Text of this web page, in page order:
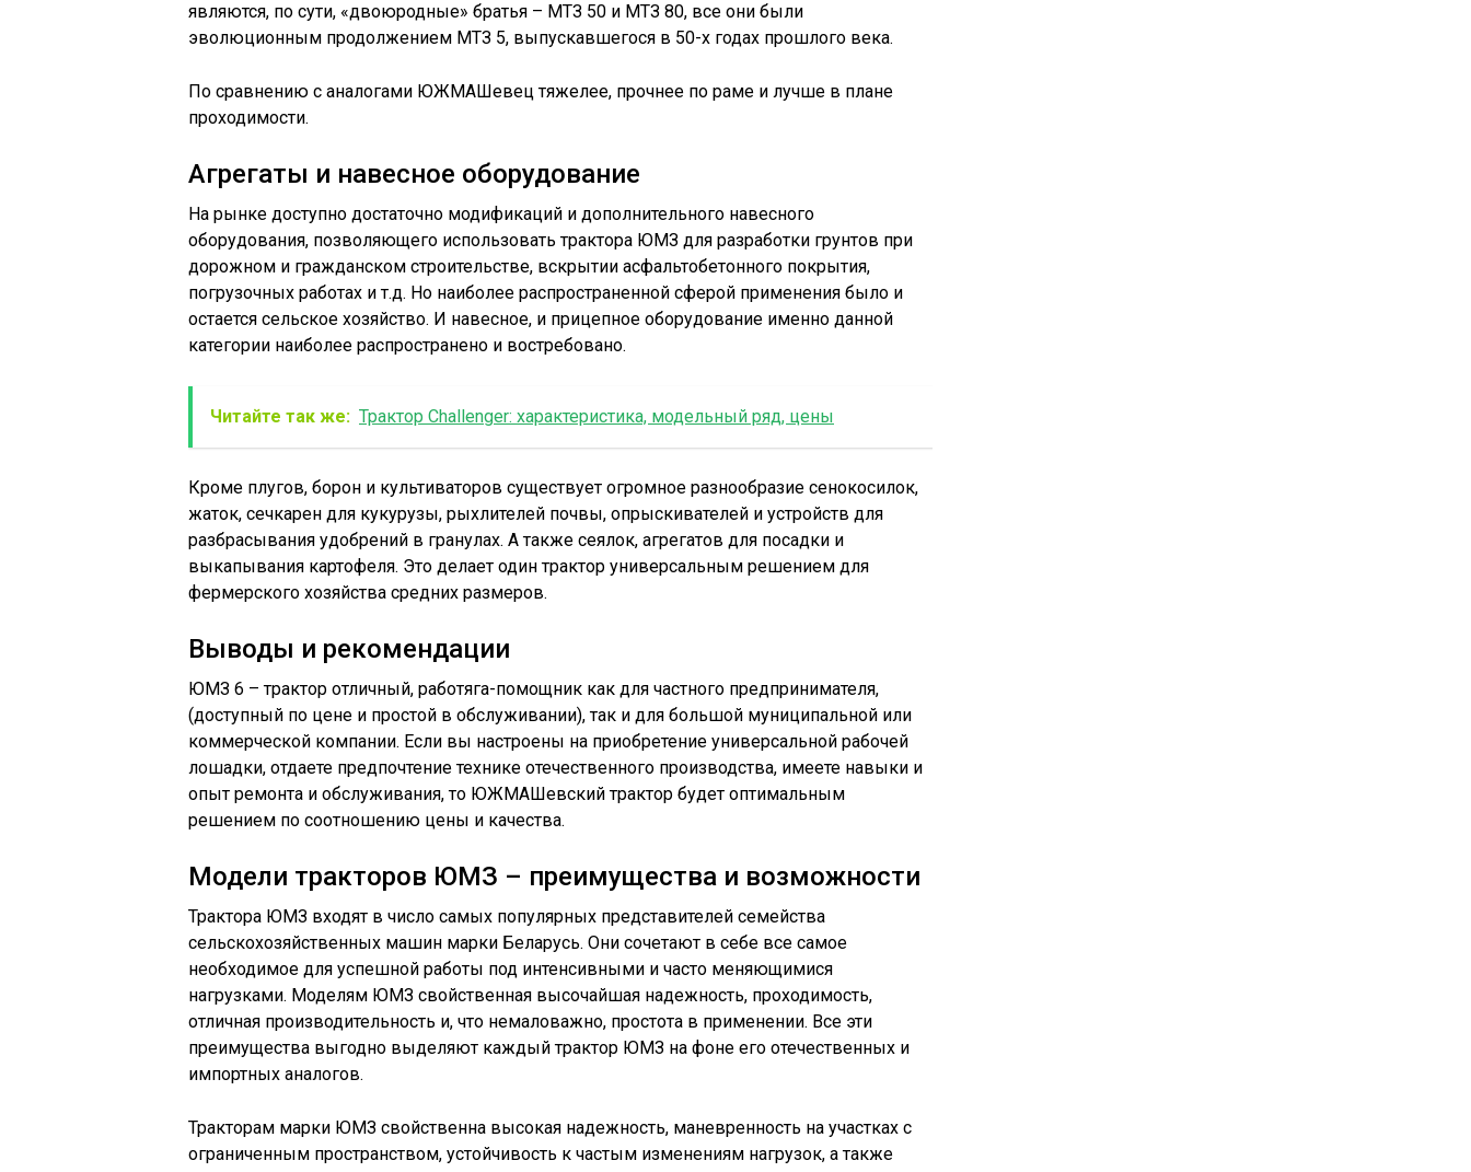
являются, по сути, «двоюродные» братья – МТЗ 50 и МТЗ 80, все они были
эволюционным продолжением МТЗ 5, выпускавшегося в 50-х годах прошлого века.
По сравнению с аналогами ЮЖМАШевец тяжелее, прочнее по раме и лучше в плане
проходимости.
Агрегаты и навесное оборудование
На рынке доступно достаточно модификаций и дополнительного навесного
оборудования, позволяющего использовать трактора ЮМЗ для разработки грунтов при
дорожном и гражданском строительстве, вскрытии асфальтобетонного покрытия,
погрузочных работах и т.д. Но наиболее распространенной сферой применения было и
остается сельское хозяйство. И навесное, и прицепное оборудование именно данной
категории наиболее распространено и востребовано.
Читайте так же: Трактор Challenger: характеристика, модельный ряд, цены
Кроме плугов, борон и культиваторов существует огромное разнообразие сенокосилок,
жаток, сечкарен для кукурузы, рыхлителей почвы, опрыскивателей и устройств для
разбрасывания удобрений в гранулах. А также сеялок, агрегатов для посадки и
выкапывания картофеля. Это делает один трактор универсальным решением для
фермерского хозяйства средних размеров.
Выводы и рекомендации
ЮМЗ 6 – трактор отличный, работяга-помощник как для частного предпринимателя,
(доступный по цене и простой в обслуживании), так и для большой муниципальной или
коммерческой компании. Если вы настроены на приобретение универсальной рабочей
лошадки, отдаете предпочтение технике отечественного производства, имеете навыки и
опыт ремонта и обслуживания, то ЮЖМАШевский трактор будет оптимальным
решением по соотношению цены и качества.
Модели тракторов ЮМЗ – преимущества и возможности
Трактора ЮМЗ входят в число самых популярных представителей семейства
сельскохозяйственных машин марки Беларусь. Они сочетают в себе все самое
необходимое для успешной работы под интенсивными и часто меняющимися
нагрузками. Моделям ЮМЗ свойственная высочайшая надежность, проходимость,
отличная производительность и, что немаловажно, простота в применении. Все эти
преимущества выгодно выделяют каждый трактор ЮМЗ на фоне его отечественных и
импортных аналогов.
Тракторам марки ЮМЗ свойственна высокая надежность, маневренность на участках с
ограниченным пространством, устойчивость к частым изменениям нагрузок, а также